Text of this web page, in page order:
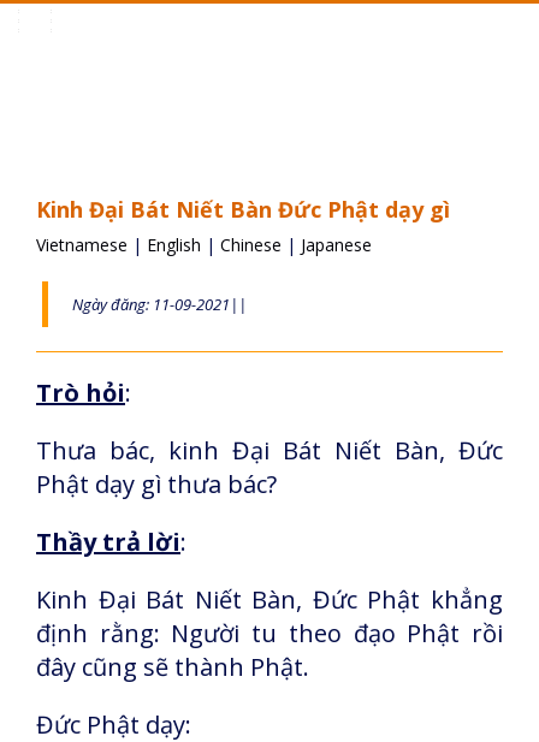
Kinh Đại Bát Niết Bàn Đức Phật dạy gì
Vietnamese | English | Chinese | Japanese
Ngày đăng: 11-09-2021||
Trò hỏi:
Thưa bác, kinh Đại Bát Niết Bàn, Đức
Phật dạy gì thưa bác?
Thầy trả lời:
Kinh Đại Bát Niết Bàn, Đức Phật khẳng
định rằng: Người tu theo đạo Phật rồi
đây cũng sẽ thành Phật.
Đức Phật dạy: